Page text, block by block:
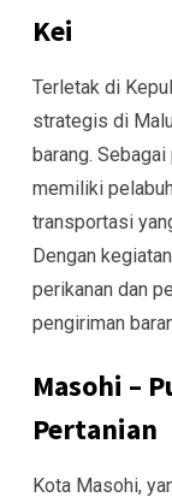
Kei
Terletak di
strategis di
barang.
memiliki
transportasi
Dengan
perikanan dan
pengiriman
Masohi –
Pertanian
Kota Masohi,